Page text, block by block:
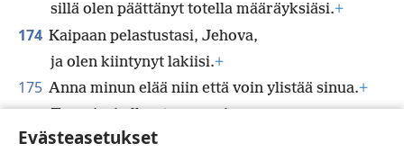
Evästeasetukset
sillä olen päättänyt totella määräyksiäsi.+
174 Kaipaan pelastustasi, Jehova,
ja olen kiintynyt lakiisi.+
175 Anna minun elää niin että voin ylistää sinua.+
Tuomiosi olkoot apunani.
176 Olen harhaillut kuin eksynyt lammas.